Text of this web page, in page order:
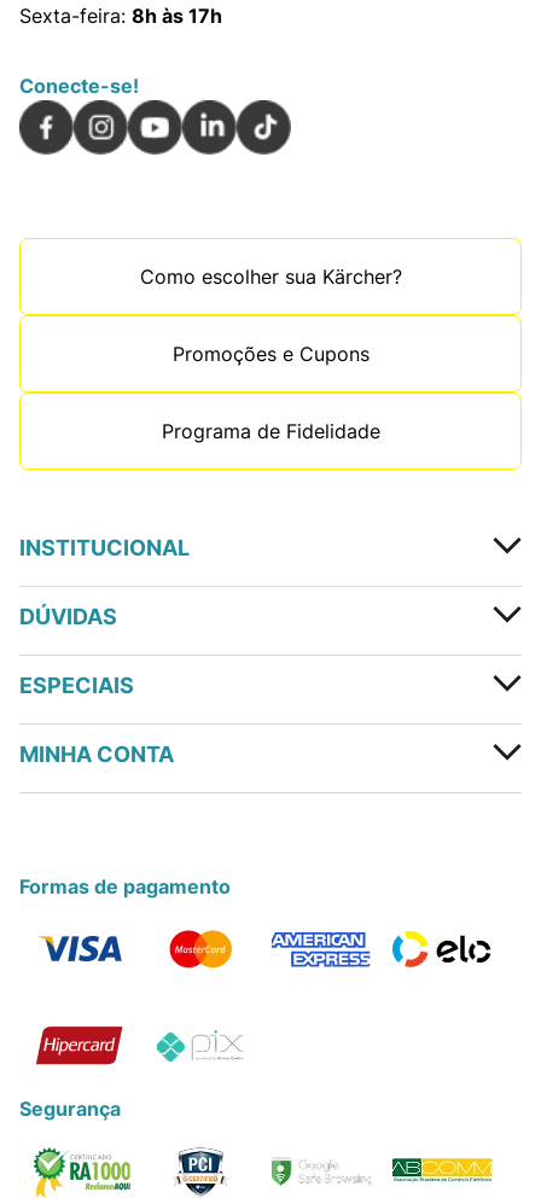
Sexta-feira: 8h às 17h
Conecte-se!
Como escolher sua Kärcher?
Promoções e Cupons
Programa de Fidelidade
INSTITUCIONAL
DÚVIDAS
ESPECIAIS
MINHA CONTA
Formas de pagamento
Segurança